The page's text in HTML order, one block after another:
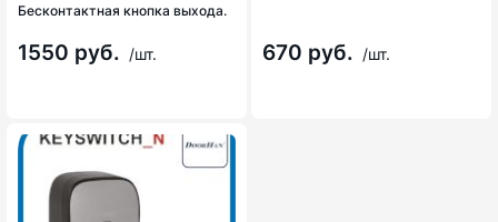
Бесконтактная кнопка выхода.
1550 руб. /шт. 670 руб. /шт.